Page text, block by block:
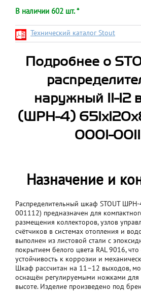
В наличии 602 шт. *
Технический каталог Stout
Подробнее о
наружный 11-12
(ШРН-4)
0001-
Назначение и
Распределительный шкаф STOUT ШРН-
001112) предназначен для
размещения коллекторов, узлов
счётчиков в системах отопления и
выполнен из листовой стали с
покрытием белого цвета RAL 9016, что
устойчивость к коррозии и
Шкаф рассчитан на 11–12 выходов,
оснащён регулируемыми ножками для
высоте. Изделие произведено под